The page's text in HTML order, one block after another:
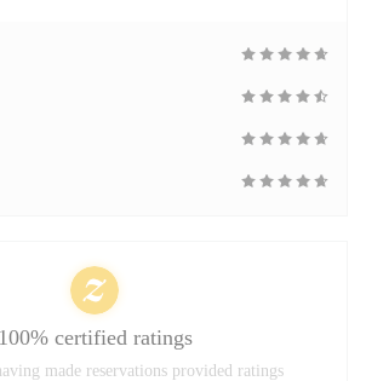
100% certified ratings
made reservations provided ratings